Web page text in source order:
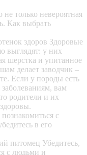
только невероятная
Как выбрать
здоров Здоровые
выглядят: у них
шерстка и упитанное
делает заводчик –
Если у породы есть
вам
родители и их
с
в его
питомец Убедитесь,
с людьми и